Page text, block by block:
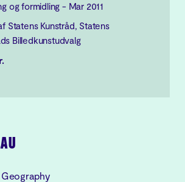
og formidling - Mar 2011
Statens Kunstråd, Statens
Billedkunstudvalg